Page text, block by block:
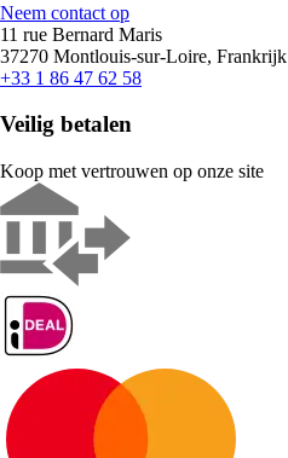
Neem contact op
11 rue Bernard Maris
37270 Montlouis-sur-Loire, Frankrijk
+33 1 86 47 62 58
Veilig betalen
Koop met vertrouwen op onze site